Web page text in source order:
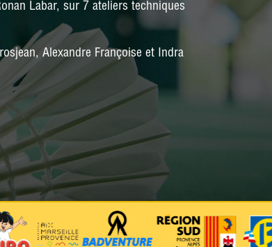
Labar, sur 7 ateliers techniques
Alexandre Françoise et Indra